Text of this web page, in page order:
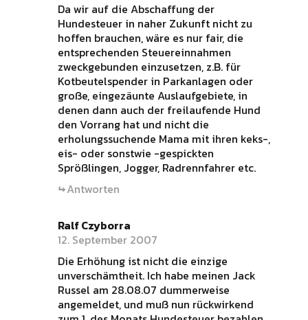
Da wir auf die Abschaffung der
Hundesteuer in naher Zukunft nicht zu
hoffen brauchen, wäre es nur fair, die
entsprechenden Steuereinnahmen
zweckgebunden einzusetzen, z.B. für
Kotbeutelspender in Parkanlagen oder
große, eingezäunte Auslaufgebiete, in
denen dann auch der freilaufende Hund
den Vorrang hat und nicht die
erholungssuchende Mama mit ihren keks-,
eis- oder sonstwie -gespickten
Sprößlingen, Jogger, Radrennfahrer etc.
Antworten
Ralf Czyborra
12. September 2007
Die Erhöhung ist nicht die einzige
unverschämtheit. Ich habe meinen Jack
Russel am 28.08.07 dummerweise
angemeldet, und muß nun rückwirkend